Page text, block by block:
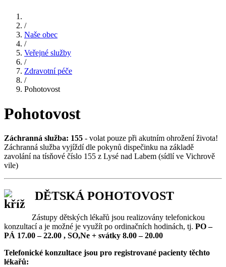
/
Naše obec
/
Veřejné služby
/
Zdravotní péče
/
Pohotovost
Pohotovost
Záchranná služba: 155 - volat pouze při akutním ohrožení života!
Záchranná služba vyjíždí dle pokynů dispečinku na základě
zavolání na tísňové číslo 155 z Lysé nad Labem (sídlí ve Vichrově
vile)
DĚTSKÁ POHOTOVOST
Zástupy dětských lékařů jsou realizovány telefonickou
konzultací a je možné je využít po ordinačních hodinách, tj. PO –
PÁ 17.00 – 22.00 , SO,Ne + svátky 8.00 – 20.00
Telefonické konzultace jsou pro registrované pacienty těchto
lékařů: